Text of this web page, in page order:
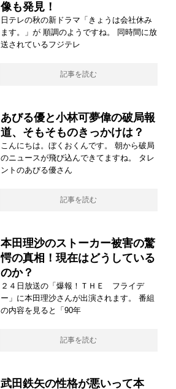
像も発見！
日テレの秋の新ドラマ「きょうは会社休み
ます。」が 順調のようですね。 同時間に放
送されているフジテレ
記事を読む
あびる優と小林可夢偉の破局報
道、そもそものきっかけは？
こんにちは。ぼくおくんです。 朝から破局
のニュースが飛び込んできてますね。 タレ
ントのあびる優さん
記事を読む
本田理沙のストーカー被害の驚
愕の真相！現在はどうしている
のか？
２４日放送の「爆報！ＴＨＥ フライデ
ー」に本田理沙さんが出演されます。 番組
の内容を見ると「90年
記事を読む
武田鉄矢の性格が悪いって本